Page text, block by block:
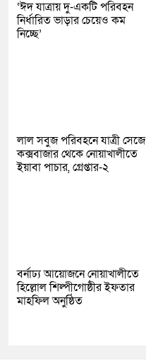
‘ঈদ যাত্রায় দু-একটি পরিবহন
নির্ধারিত ভাড়ার চেয়েও কম
নিচ্ছে’
লাল সবুজ পরিবহনে যাত্রী সেজে
কক্সবাজার থেকে নোয়াখালীতে
ইয়াবা পাচার, গ্রেপ্তার-২
বর্নাঢ্য আয়োজনে নোয়াখালীতে
হিল্লোল শিল্পীগোষ্ঠীর ইফতার
মাহফিল অনুষ্ঠিত